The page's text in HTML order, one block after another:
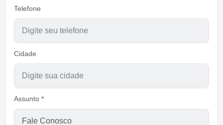
Telefone
Cidade
Assunto *